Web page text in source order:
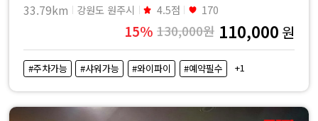
33.79km 강원도 원주시 4.5점 170
15% 130,000원 110,000 원
#주차가능 #샤워가능 #와이파이 #예약필수 +1